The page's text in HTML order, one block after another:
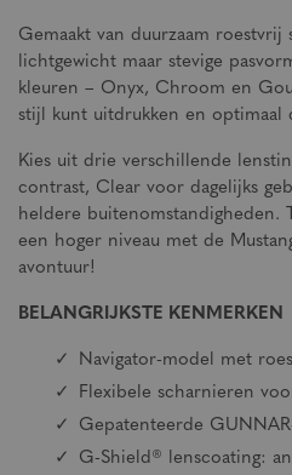
Gemaakt van duurzaam roestvrij
lichtgewicht maar stevige
kleuren – Onyx, Chroom en
stijl kunt uitdrukken en optimaal
Kies uit drie verschillende
contrast, Clear voor dagelijks
heldere buitenomstandigheden.
een hoger niveau met de
avontuur!
BELANGRIJKSTE KENMERKEN
Navigator-model met
Flexibele scharnieren
Gepatenteerde
G-Shield® lenscoating: